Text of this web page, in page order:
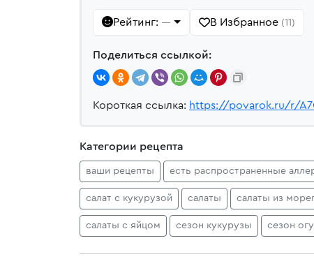
Рейтинг: — В Избранное (11)
Поделиться ссылкой:
Короткая ссылка: https://povarok.ru/r/
Категории рецепта
ваши рецепты есть распространенные
салат с кукурузой салаты салаты из
салаты с яйцом сезон кукурузы сезон